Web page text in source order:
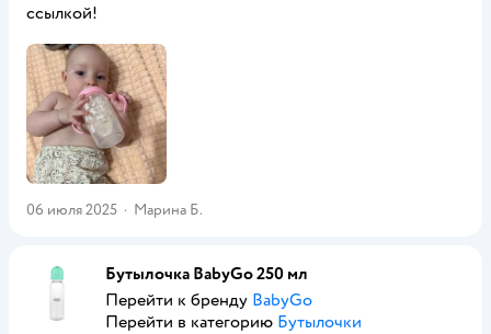
ссылкой!
06 июля 2025 · Марина Б.
Бутылочка BabyGo 250 мл
Перейти к бренду BabyGo
Перейти в категорию Бутылочки